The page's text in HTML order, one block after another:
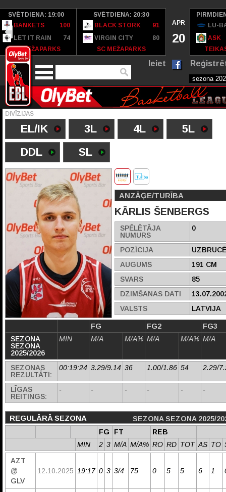
SVĒTDIENA: 19:00
BANKETS
100
LET IT RAIN
74
SC MEŽAPARKS
SVĒTDIENA: 20:30
BLACK STORK
91
VIRGIN CITY
80
SC MEŽAPARKS
APR
20
LU-
ASK
Ieiet
DIVĪZIJAS
EL/IK 3L 4L
5L
DDL
SL
ANZĀĢE/TURĪBA
KĀRLIS ŠENBERGS
SPĒLĒTĀJA
NUMURS
0
POZĪCIJA
AUGUMS
191 CM
SVARS
85
DZIMŠANAS DATI
VALSTS
LATVIJA
FG FG2
FG3
SEZONA
SEZONA
2025/2026
MIN M/A M/A% M/A M/A% M/A
SEZONAS
REZULTĀTI:
00:19:24 3.29/9.14 36 1.00/1.86 54 2.29/
LĪGAS
REITINGS:
- - - - - -
REGULĀRĀ SEZONA
SEZONA SEZONA 2025/
FG
FT
REB
MIN
2 3 M/A M/A% RO RD TOT AS TO
AZT
@
GLV
12.10.2025 19:17 0 3 3/4 75 0 5 5 6 1